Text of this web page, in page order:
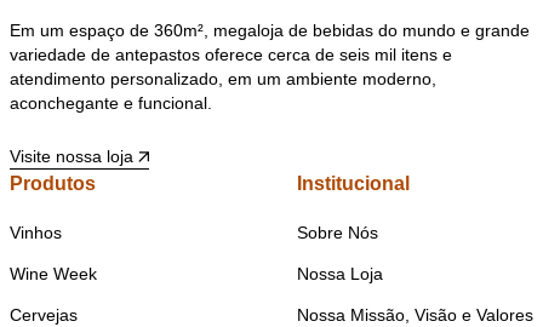
Em um espaço de 360m², megaloja de bebidas do mundo e grande
variedade de antepastos oferece cerca de seis mil itens e
atendimento personalizado, em um ambiente moderno,
aconchegante e funcional.
Visite nossa loja
Produtos
Vinhos
Wine Week
Cervejas
Institucional
Sobre Nós
Nossa Loja
Nossa Missão, Visão e Valores